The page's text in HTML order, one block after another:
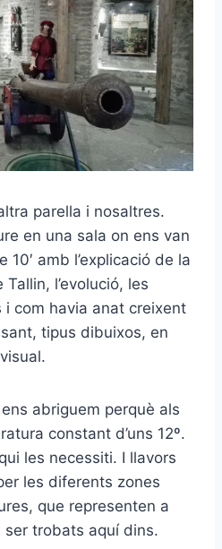
parella i nosaltres.
en una sala on ens van
10′ amb l’explicació de la
l’evolució, les
com havia anat creixent
tipus dibuixos, en
abriguem perquè als
constant d’uns 12º.
les necessiti. I llavors
les diferents zones
que representen a
ser trobats aquí dins.